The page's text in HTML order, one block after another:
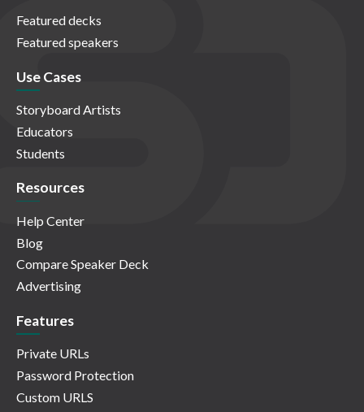
Featured decks
Featured speakers
Use Cases
Storyboard Artists
Educators
Students
Resources
Help Center
Blog
Compare Speaker Deck
Advertising
Features
Private URLs
Password Protection
Custom URLS